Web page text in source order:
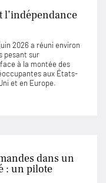
2026 a réuni environ
pesant sur
à la montée des
aux États-
et en Europe.
dans un
: un pilote